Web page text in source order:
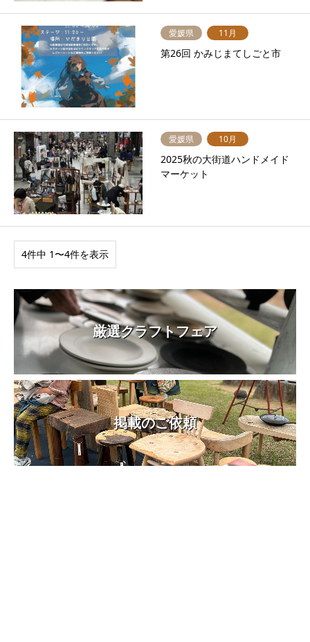
愛媛県 11月
第26回 かみじまてしごと市
愛媛県 10月
2025秋の大街道ハンドメイド
マーケット
4件中 1〜4件を表示
厳選クラフトフェア
掲載のご依頼